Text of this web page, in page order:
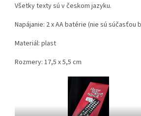
Všetky texty sú v českom jazyku.
Napájanie: 2 x AA batérie (nie sú súčasťou
Materiál: plast
Rozmery: 17,5 x 5,5 cm